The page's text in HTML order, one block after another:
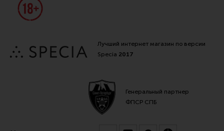
Лучший интернет магазин по версии
Specia 2017
Генеральный партнер
ФПСР СПБ